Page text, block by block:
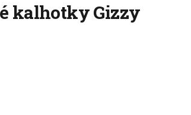
kalhotky Gizzy